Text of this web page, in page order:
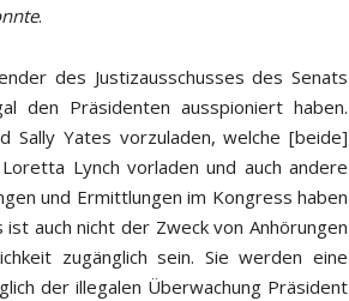
.
des Justizausschusses des Senats
den Präsidenten ausspioniert haben.
Sally Yates vorzuladen, welche [beide]
Lynch vorladen und auch andere
und Ermittlungen im Kongress haben
auch nicht der Zweck von Anhörungen
zugänglich sein. Sie werden eine
der illegalen Überwachung Präsident